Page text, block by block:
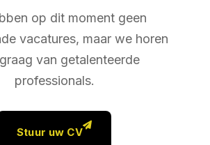
op dit moment geen
vacatures, maar we horen
van getalenteerde
professionals.
Stuur uw CV